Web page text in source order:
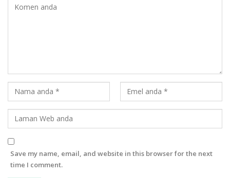
Save my name, email, and website in this browser for the next
time I comment.